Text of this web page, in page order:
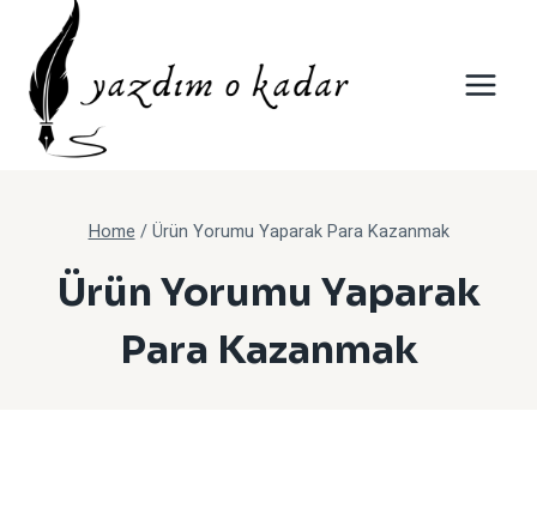
content
Home / Ürün Yorumu Yaparak Para Kazanmak
Ürün Yorumu Yaparak
Para Kazanmak